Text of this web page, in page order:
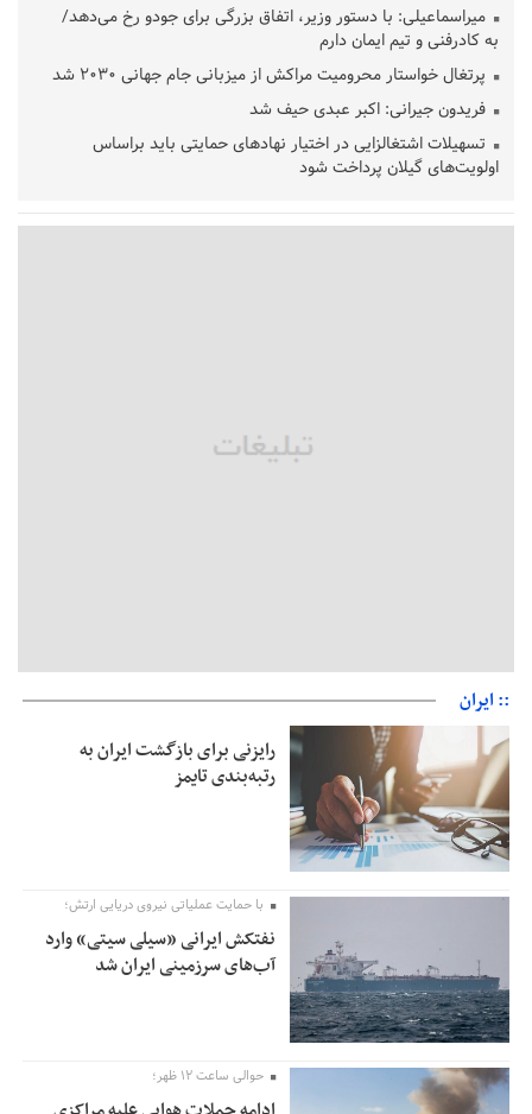
میراسماعیلی: با دستور وزیر، اتفاق بزرگی برای جودو رخ می‌دهد/
به کادرفنی و تیم ایمان دارم
پرتغال خواستار محرومیت مراکش از میزبانی جام جهانی ۲۰۳۰ شد
فریدون جیرانی: اکبر عبدی حیف شد
تسهیلات اشتغالزایی در اختیار نهادهای حمایتی باید براساس
اولویت‌های گیلان پرداخت شود
قلعه‌نویی مشخص شد
:: ایران
رایزنی برای بازگشت ایران به
رتبه‌بندی تایمز
با حمایت عملیاتی نیروی دریایی ارتش؛
نفتکش ایرانی «سیلی سیتی» وارد
آب‌های سرزمینی ایران شد
حوالی ساعت ۱۲ ظهر؛